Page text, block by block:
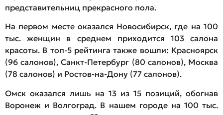
представительниц прекрасного пола.
На первом месте оказался Новосибирск, где на 100
тыс. женщин в среднем приходится 103 салона
красоты. В топ-5 рейтинга также вошли: Красноярск
(96 салонов), Санкт-Петербург (80 салонов), Москва
(78 салонов) и Ростов-на-Дону (77 салонов).
Омск оказался лишь на 13 из 15 позиций, обогнав
Воронеж и Волгоград. В нашем городе на 100 тыс.